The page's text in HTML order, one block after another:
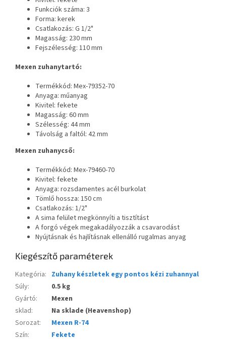
Funkciók száma: 3
Forma: kerek
Csatlakozás: G 1/2"
Magasság: 230 mm
Fejszélesség: 110 mm
Mexen zuhanytartó:
Termékkód: Mex-79352-70
Anyaga: műanyag
Kivitel: fekete
Magasság: 60 mm
Szélesség: 44 mm
Távolság a faltól: 42 mm
Mexen zuhanycső:
Termékkód: Mex-79460-70
Kivitel: fekete
Anyaga: rozsdamentes acél burkolat
Tömlő hossza: 150 cm
Csatlakozás: 1/2"
A sima felület megkönnyíti a tisztítást
A forgó végek megakadályozzák a csavarodást
Nyújtásnak és hajlításnak ellenálló rugalmas anyag
Kiegészítő paraméterek
Kategória: Zuhany készletek egy pontos kézi zuhannyal
Súly:
0.5 kg
Gyártó:
Mexen
sklad:
Na sklade (Heavenshop)
Sorozat:
Mexen R-74
Szín: Fekete